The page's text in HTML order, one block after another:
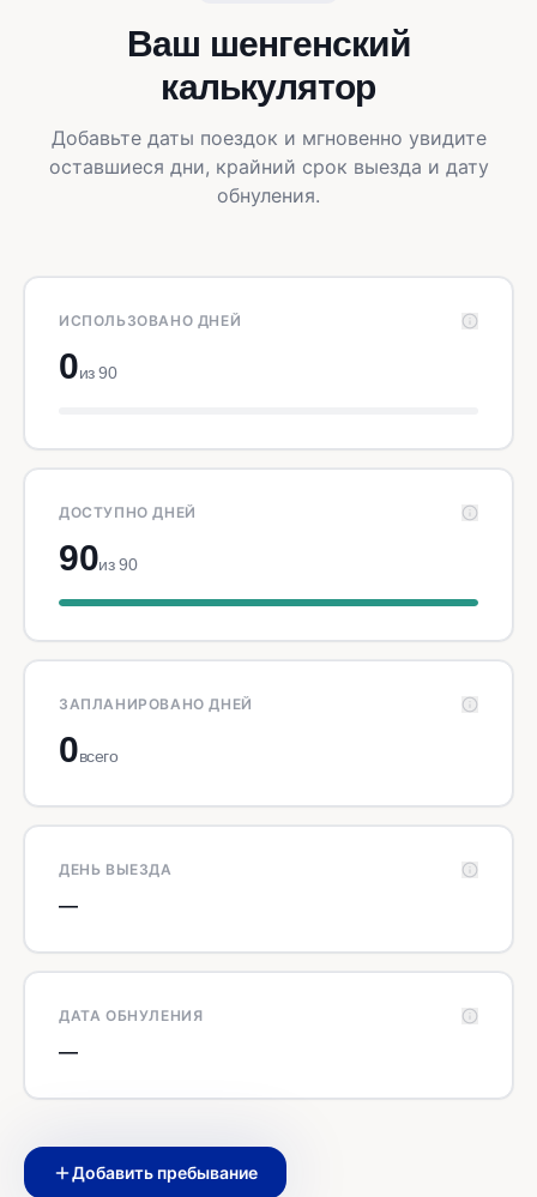
Ваш шенгенский
калькулятор
Добавьте даты поездок и мгновенно увидите
оставшиеся дни, крайний срок выезда и дату
обнуления.
ИСПОЛЬЗОВАНО ДНЕЙ
0из 90
ДОСТУПНО ДНЕЙ
90из 90
ЗАПЛАНИРОВАНО ДНЕЙ
0всего
ДЕНЬ ВЫЕЗДА
—
ДАТА ОБНУЛЕНИЯ
—
Добавить пребывание